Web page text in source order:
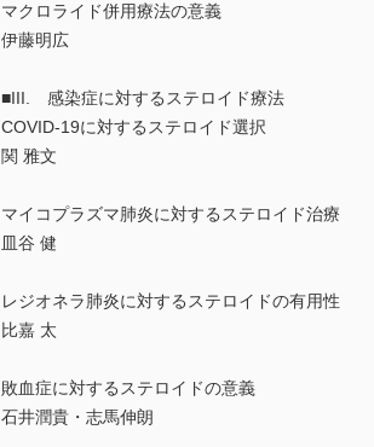
マクロライド併用療法の意義
伊藤明広
■III. 感染症に対するステロイド療法
COVID-19に対するステロイド選択
関 雅文
マイコプラズマ肺炎に対するステロイド治療
皿谷 健
レジオネラ肺炎に対するステロイドの有用性
比嘉 太
敗血症に対するステロイドの意義
石井潤貴・志馬伸朗